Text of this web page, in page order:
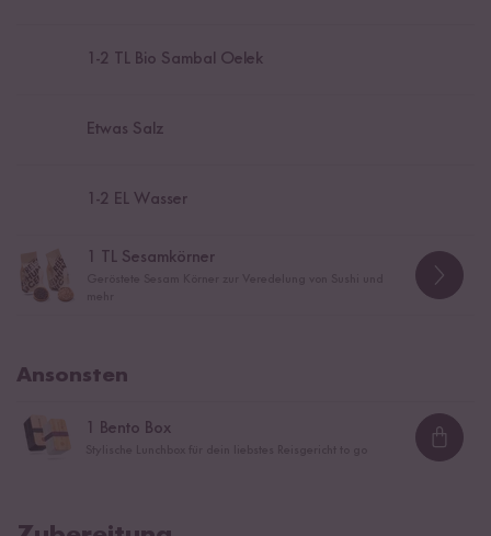
1 -2 TL Bio Sambal Oelek
Etwas Salz
1 -2 EL Wasser
TL Sesamkörner
Ansonsten
Bento Box